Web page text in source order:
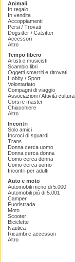
Animali
In regalo
In vendita
Accoppiamenti
Persi / Trovati
Dogsitter / Catsitter
Accessori
Altro
Tempo libero
Artisti e musicisti
Scambio libri
Oggetti smarriti e ritrovati
Hobby / Sport
Volontariato
Compagni di viaggio
Associazioni / Attività
Corsi e master
Chiacchiere
Altro
Incontri
Solo amici
Incroci di sguardi
Trans
Donna cerca uomo
Donna cerca donna
Uomo cerca donna
Uomo cerca uomo
Incontri per adulti
Auto e moto
Automobili meno di 5.000
Automobili più di 5.001
Camper
Fuoristrada
Moto
Scooter
Biciclette
Nautica
Ricambi e accessori
Altro